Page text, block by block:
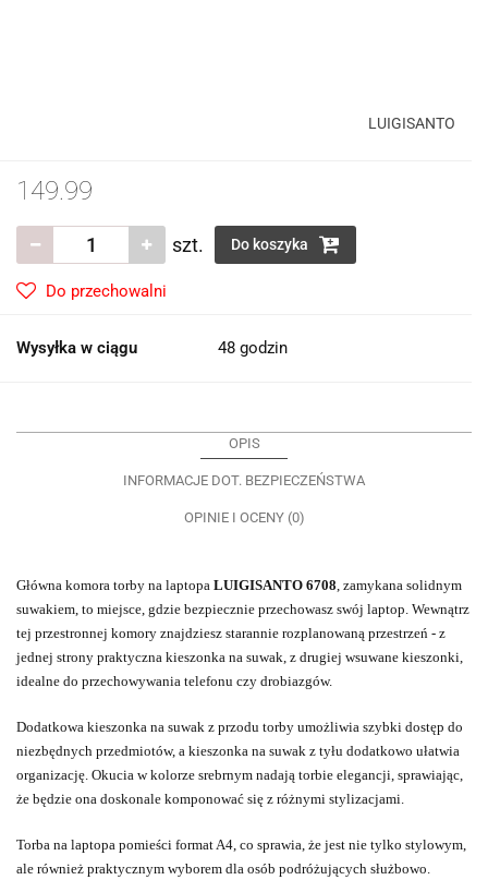
LUIGISANTO
149.99
szt. Do koszyka
Do przechowalni
Wysyłka w ciągu 48 godzin
OPIS
INFORMACJE DOT. BEZPIECZEŃSTWA
OPINIE I OCENY (0)
Główna komora torby na laptopa LUIGISANTO 6708 , zamykana solidnym
suwakiem, to miejsce, gdzie bezpiecznie przechowasz swój laptop. Wewnątrz
tej przestronnej komory znajdziesz starannie rozplanowaną przestrzeń - z
jednej strony praktyczna kieszonka na suwak, z drugiej wsuwane kieszonki,
idealne do przechowywania telefonu czy drobiazgów.
Dodatkowa kieszonka na suwak z przodu torby umożliwia szybki dostęp do
niezbędnych przedmiotów, a kieszonka na suwak z tyłu dodatkowo ułatwia
organizację. Okucia w kolorze srebrnym nadają torbie elegancji, sprawiając,
że będzie ona doskonale komponować się z różnymi stylizacjami.
Torba na laptopa pomieści format A4, co sprawia, że jest nie tylko stylowym,
ale również praktycznym wyborem dla osób podróżujących służbowo.